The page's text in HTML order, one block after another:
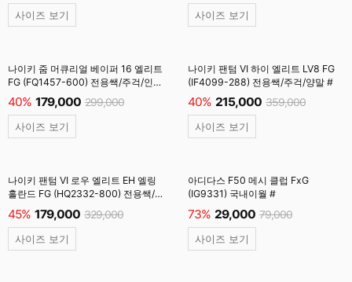
사이즈 보기 사이즈 보기
나이키 줌 머큐리얼 베이퍼 16 엘리트
FG (FQ1457-600) 전용쌕/주걱/인솔
#
40% 179,000 299,000
사이즈 보기
나이키 팬텀 VI 하이 엘리트 LV8 FG
(IF4099-288) 전용쌕/주걱/양말 #
40% 215,000 359,000
사이즈 보기
나이키 팬텀 VI 로우 엘리트 EH 엘링
홀란드 FG (HQ2332-800) 전용쌕/
주걱/양말 #
45% 179,000 329,000
사이즈 보기
아디다스 F50 메시 클럽 FxG
(IG9331) 국내이월 #
73% 29,000 79,000
사이즈 보기